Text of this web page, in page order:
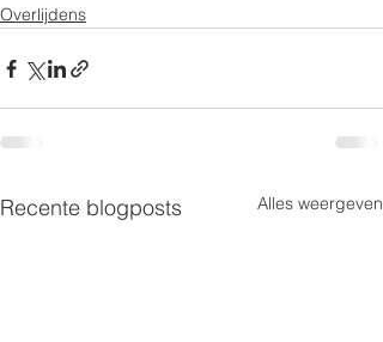
Overlijdens
Recente blogposts Alles weergeven